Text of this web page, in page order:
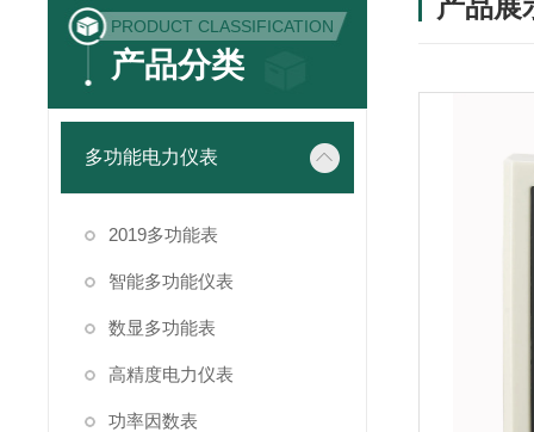
PRODUCT CLASSIFICATION
产品分类
多功能电力仪表
2019多功能表
智能多功能仪表
数显多功能表
高精度电力仪表
功率因数表
产品展